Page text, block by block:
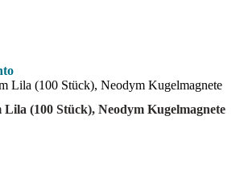
(100 Stück), Neodym Kugelmagnete